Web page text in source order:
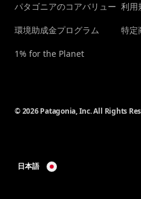
パタゴニアのコアバリュー
環境助成金プログラム
1% for the Planet
利用
特定
© 2026 Patagonia, Inc. All Rights
日本語